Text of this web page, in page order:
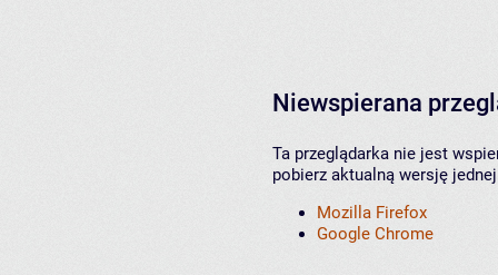
Niewspierana
Ta przeglądarka nie jest
pobierz aktualną wersję
Mozilla Firefox
Google Chrome